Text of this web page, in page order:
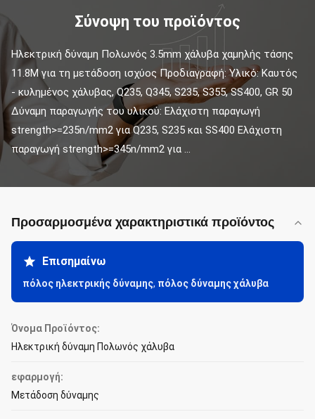
Σύνοψη του προϊόντος
Ηλεκτρική δύναμη Πολωνός 3.5mm χάλυβα χαμηλής τάσης
11.8M για τη μετάδοση ισχύος Προδιαγραφή: Υλικό: Καυτός
- κυλημένος χάλυβας, Q235, Q345, S235, S355, SS400, GR 50
Δύναμη παραγωγής του υλικού: Ελάχιστη παραγωγή
strength>=235n/mm2 για Q235, S235 και SS400 Ελάχιστη
παραγωγή strength>=345n/mm2 για ...
Προσαρμοσμένα χαρακτηριστικά προϊόντος
Επισημαίνω
πόλος ηλεκτρικής δύναμης, πόλος δύναμης χάλυβα
Όνομα Προϊόντος:
Ηλεκτρική δύναμη Πολωνός χάλυβα
εφαρμογή:
Μετάδοση δύναμης